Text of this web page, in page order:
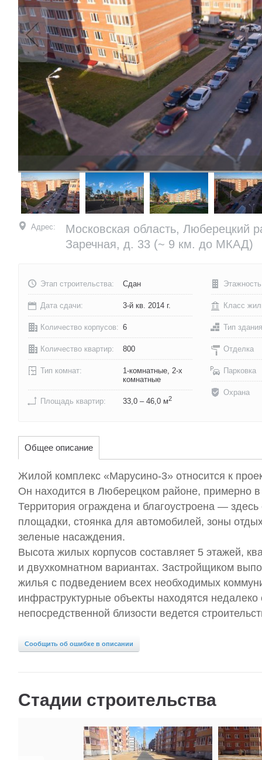
Адрес:
Московская область, Люберецкий
Заречная, д. 33 (~ 9 км. до МКАД)
Этап строительства: Сдан
Дата сдачи: 3-й кв. 2014 г.
Количество корпусов: 6
Количество квартир: 800
Тип комнат:
1-комнатные, 2-х
комнатные
Площадь квартир: 33,0 – 46,0 м2
Этажность
Класс
Тип
Отделка
Парковка
Охрана
Общее описание
Жилой комплекс «Марусино-3» относится к
Он находится в Люберецком районе, примерно
Территория ограждена и благоустроена —
площадки, стоянка для автомобилей, зоны
зеленые насаждения.
Высота жилых корпусов составляет 5 этажей,
и двухкомнатном вариантах. Застройщиком
жилья с подведением всех необходимых
инфраструктурные объекты находятся недалеко
непосредственной близости ведется
Сообщить об ошибке в описании
Стадии строительства